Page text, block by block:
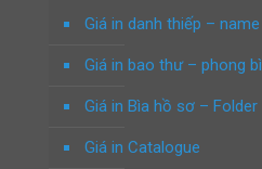
Giá in danh thiếp –
Giá in bao thư – phong
Giá in Bìa hồ sơ – Folder
Giá in Catalogue